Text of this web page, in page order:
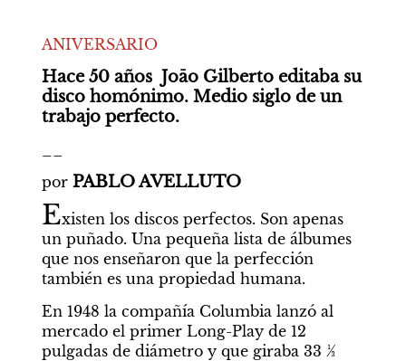
ANIVERSARIO
Hace 50 años  Joāo Gilberto editaba su
disco homónimo. Medio siglo de un
trabajo perfecto.
por PABLO AVELLUTO
Existen los discos perfectos. Son apenas
un puñado. Una pequeña lista de álbumes
que nos enseñaron que la perfección
también es una propiedad humana.
En 1948 la compañía Columbia lanzó al
mercado el primer Long-Play de 12
pulgadas de diámetro y que giraba 33 ⅓